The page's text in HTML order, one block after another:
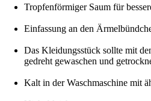
Tropfenförmiger Saum für
Einfassung an den
Das Kleidungsstück sollte mit
gedreht gewaschen und
Kalt in der Waschmaschine mit